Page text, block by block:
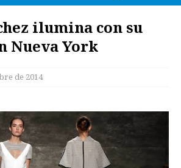
ilumina con su
Nueva York
de 2014